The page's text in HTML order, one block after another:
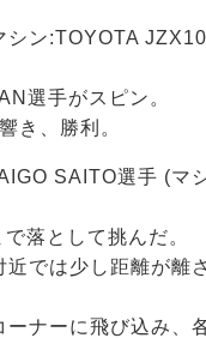
ン:TOYOTA
選手がスピン。
き、勝利。
SAITO選手 (マ
落として挑んだ。
では少し距離が離
ナーに飛び込み、